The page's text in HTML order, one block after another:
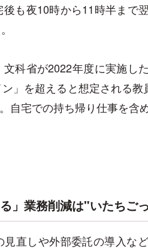
後も夜10時から11時半まで
科省が2022年度に実施し
」を超えると想定される教
自宅での持ち帰り仕事を含
」業務削減は"いたちご
直しや外部委託の導入な